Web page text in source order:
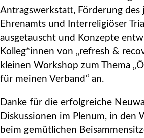
Antragswerkstatt, Förderung des
Ehrenamts und Interreligiöser
ausgetauscht und Konzepte
Kolleg*innen von „refresh &
kleinen Workshop zum Thema
für meinen Verband“ an.
Danke für die erfolgreiche
Diskussionen im Plenum, in den
beim gemütlichen